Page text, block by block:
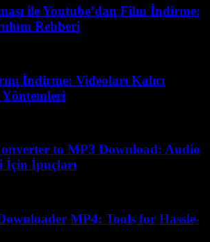
ile Youtube’dan Film İndirme:
Rehberi
İndirme: Videoları Kalıcı
to MP3 Download: Audio
İçin İpuçları
MP4: Tools for Hassle-